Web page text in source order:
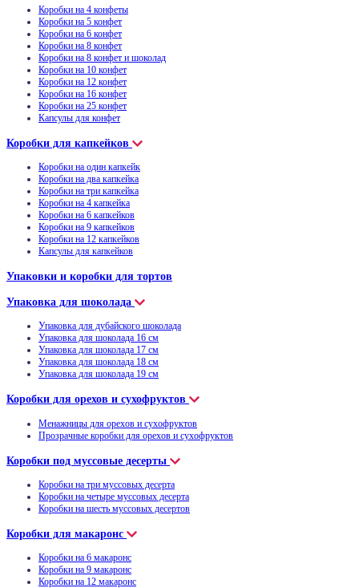
Коробки на 4 конфеты
Коробки на 5 конфет
Коробки на 6 конфет
Коробки на 8 конфет
Коробки на 8 конфет и шоколад
Коробки на 10 конфет
Коробки на 12 конфет
Коробки на 16 конфет
Коробки на 25 конфет
Капсулы для конфет
Коробки для капкейков
Коробки на один капкейк
Коробки на два капкейка
Коробки на три капкейка
Коробки на 4 капкейка
Коробки на 6 капкейков
Коробки на 9 капкейков
Коробки на 12 капкейков
Капсулы для капкейков
Упаковки и коробки для тортов
Упаковка для шоколада
Упаковка для дубайского шоколада
Упаковка для шоколада 16 см
Упаковка для шоколада 17 см
Упаковка для шоколада 18 см
Упаковка для шоколада 19 см
Коробки для орехов и сухофруктов
Менажницы для орехов и сухофруктов
Прозрачные коробки для орехов и сухофруктов
Коробки под муссовые десерты
Коробки на три муссовых десерта
Коробки на четыре муссовых десерта
Коробки на шесть муссовых десертов
Коробки для макаронс
Коробки на 6 макаронс
Коробки на 9 макаронс
Коробки на 12 макаронс